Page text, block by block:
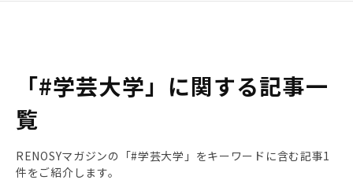
「#学芸大学」に関する記事一
覧
RENOSYマガジンの「#学芸大学」をキーワードに含む記事1
件をご紹介します。